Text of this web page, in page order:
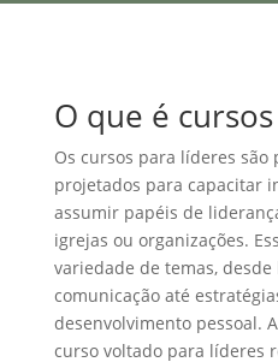
O que é
Os cursos para líderes são
projetados para capacitar
assumir papéis de
igrejas ou organizações.
variedade de temas,
comunicação até
desenvolvimento pessoal.
curso voltado para líderes